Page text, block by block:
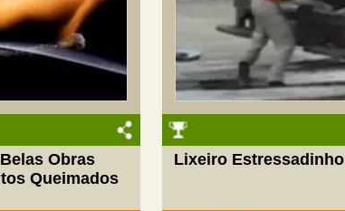
Obras
Queimados
Lixeiro Estressadinho